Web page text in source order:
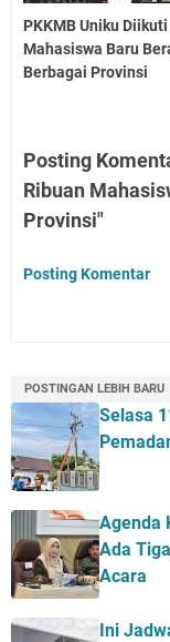
PKKMB Uniku
Mahasiswa Baru
Berbagai Provinsi
Posting
Ribuan
Provinsi"
Posting Komentar
POSTINGAN LEBIH BARU
Selasa
Agenda
Ada
Acara
Ini